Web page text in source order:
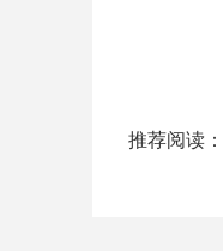
推荐阅读：